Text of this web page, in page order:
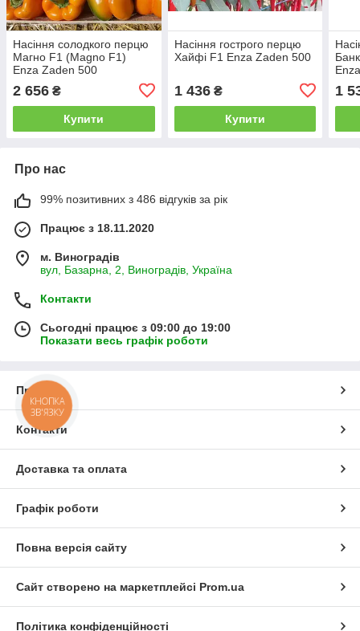
Насіння солодкого перцю
Магно F1 (Magno F1)
Enza Zaden 500
2 656 ₴
Купити
Насіння гострого перцю
Хайфі F1 Enza Zaden 500
1 436₴
Купити
1
Про нас
99% позитивних з 486 відгуків за рік
Працює з 18.11.2020
м. Виноградів
вул, Базарна, 2, Виноградів, Україна
Контакти
Сьогодні працює з 09:00 до 19:00
Показати весь графік роботи
Про нас
Контакти
Доставка та оплата
Графік роботи
Повна версія сайту
Сайт створено на маркетплейсі Prom.ua
Політика конфіденційності
КНОПКА
ЗВ'ЯЗКУ